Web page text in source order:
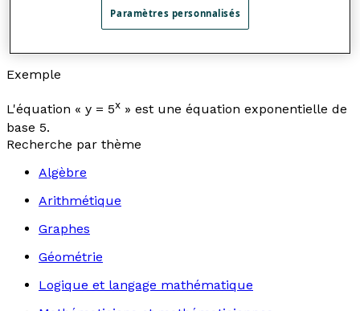
= b +k» où les paramètres
caractérisent respectivement les translations
Exemple
L'équation « y = 5x » est une équation exponentielle de
base 5.
Recherche par thème
Algèbre
Arithmétique
Graphes
Géométrie
Logique et langage mathématique
Paramètres personnalisés